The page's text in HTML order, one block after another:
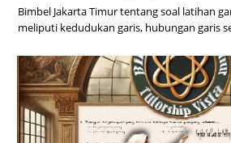
Bimbel Jakarta Timur tentang soal latihan
meliputi kedudukan garis, hubungan garis